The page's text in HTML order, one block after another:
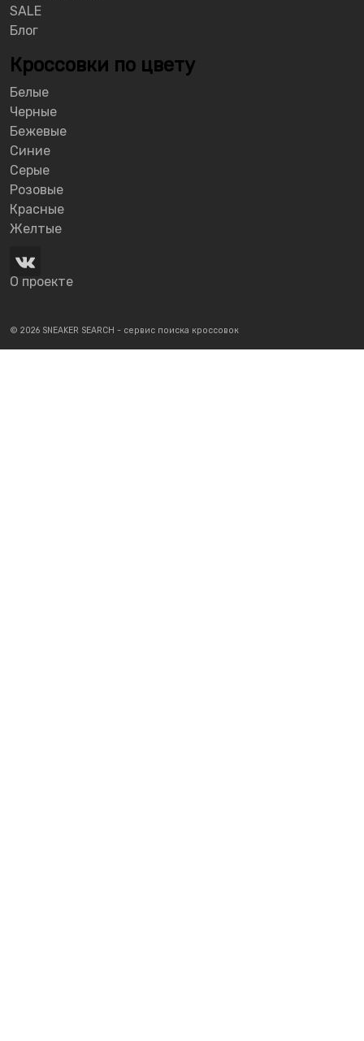
SALE
Блог
Кроссовки по цвету
Белые
Черные
Бежевые
Синие
Серые
Розовые
Красные
Желтые
О проекте
© 2026 SNEAKER SEARCH - сервис поиска кроссовок